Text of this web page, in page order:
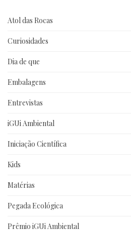
Atol das Rocas
Curiosidades
Dia de que
Embalagens
Entrevistas
iGUi Ambiental
Iniciação Científica
Kids
Matérias
Pegada Ecológica
Prêmio iGUi Ambiental